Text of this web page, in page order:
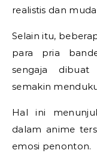
realistis dan
Selain itu,
para pria
sengaja
semakin
Hal ini
dalam anime
emosi penonton.